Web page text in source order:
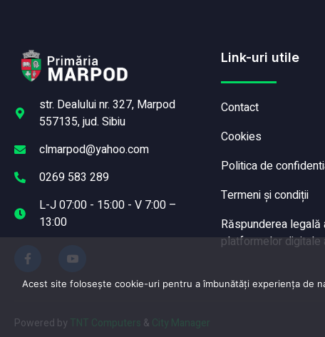
str. Dealului nr. 327, Marpod
557135, jud. Sibiu
clmarpod@yahoo.com
0269 583 289
L-J 07:00 - 15:00 - V 7:00 –
13:00
Link-uri utile
Contact
Cookies
Politica de
Termeni și condiții
Răspunderea
platformelor digitale
Powered by TNT Computers & City Manager
Acest site folosește cookie-uri pentru a îmbunătăți experiența de